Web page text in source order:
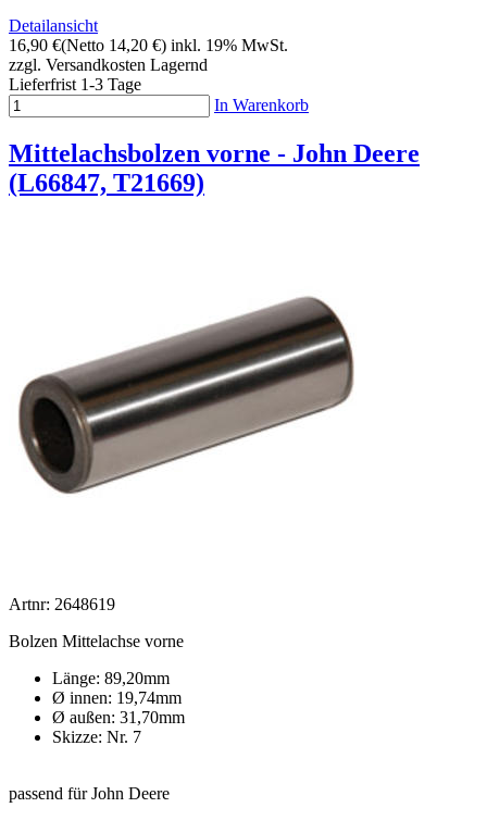
Detailansicht
16,90 €(Netto 14,20 €) inkl. 19% MwSt.
zzgl. Versandkosten Lagernd
Lieferfrist 1-3 Tage
In Warenkorb
Mittelachsbolzen vorne - John Deere
(L66847, T21669)
Artnr: 2648619
Bolzen Mittelachse vorne
Länge: 89,20mm
Ø innen: 19,74mm
Ø außen: 31,70mm
Skizze: Nr. 7
passend für John Deere